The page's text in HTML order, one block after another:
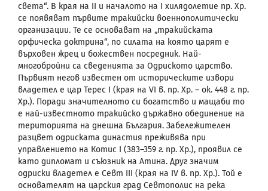
света“. В края на II и началото на I хилядолетие пр. Хр.
се появяват първите тракийски военнополитически
организации. Те се основават на „тракийската
орфическа доктрина“, по силата на която царят е
върховен жрец и божествен посредник. Най-
многобройни са сведенията за Одриското царство.
Първият негов известен от историческите извори
владетел е цар Терес I (края на VI в. пр. Хр. – ок. 448 г. пр.
Хр.). Поради значителното си богатство и мащаби то
е най-известното тракийско държавно обединение на
територията на днешна България. Забележителен
разцвет одриската династия преживява при
управлението на Котис I (383–359 г. пр. Хр.), проявил се
като дипломат и съюзник на Атина. Друг значим
одриски владетел е Севт III (крaя на IV в. пр. Хр.). Той е
основателят на царския град Севтополис на река